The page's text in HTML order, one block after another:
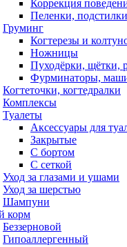
Коррекция
Пеленки,
Груминг
Когтерезы и
Ножницы
Пуходёрки, щётки,
Фурминаторы,
Когтеточки, когтедралки
Комплексы
Туалеты
Аксессуары для
Закрытые
С бортом
С сеткой
Уход за глазами и ушами
Уход за шерстью
Шампуни
корм
Беззерновой
Гипоаллергенный